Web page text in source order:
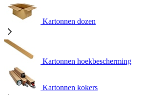
Kartonnen dozen
Kartonnen hoekbescherming
Kartonnen kokers